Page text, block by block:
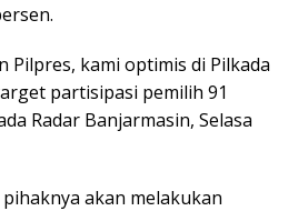
Pilpres, kami optimis di Pilkada
partisipasi pemilih 91
Radar Banjarmasin, Selasa
akan melakukan